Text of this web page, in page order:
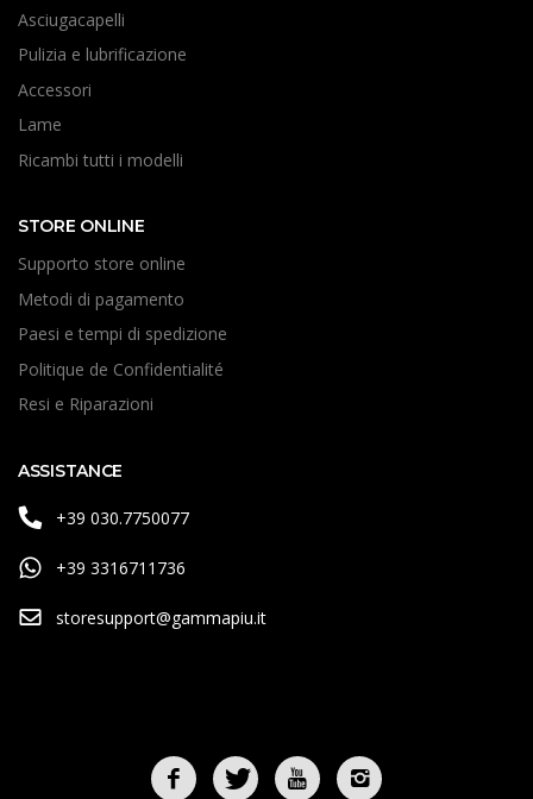
Asciugacapelli
Pulizia e lubrificazione
Accessori
Lame
Ricambi tutti i modelli
STORE ONLINE
Supporto store online
Metodi di pagamento
Paesi e tempi di spedizione
Politique de Confidentialité
Resi e Riparazioni
ASSISTANCE
+39 030.7750077
+39 3316711736
storesupport@gammapiu.it